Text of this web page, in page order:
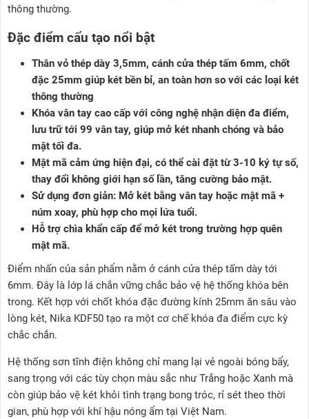
thông thường.
Đặc điểm cấu tạo nổi bật
Thân vỏ thép dày 3,5mm, cánh cửa thép tấm 6mm, chốt
đặc 25mm giúp két bền bỉ, an toàn hơn so với các loại két
thông thường
Khóa vân tay cao cấp với công nghệ nhận diện đa điểm,
lưu trữ tới 99 vân tay, giúp mở két nhanh chóng và bảo
mật tối đa.
Mật mã cảm ứng hiện đại, có thể cài đặt từ 3-10 ký tự số,
thay đổi không giới hạn số lần, tăng cường bảo mật.
Sử dụng đơn giản: Mở két bằng vân tay hoặc mật mã +
núm xoay, phù hợp cho mọi lứa tuổi.
Hỗ trợ chìa khẩn cấp để mở két trong trường hợp quên
mật mã.
Điểm nhấn của sản phẩm nằm ở cánh cửa thép tấm dày tới
6mm. Đây là lớp lá chắn vững chắc bảo vệ hệ thống khóa bên
trong. Kết hợp với chốt khóa đặc đường kính 25mm ăn sâu vào
lòng két, Nika KDF50 tạo ra một cơ chế khóa đa điểm cực kỳ
chắc chắn.
Hệ thống sơn tĩnh điện không chỉ mang lại vẻ ngoài bóng bẩy,
sang trọng với các tùy chọn màu sắc như Trắng hoặc Xanh mà
còn giúp bảo vệ két khỏi tình trạng bong tróc, rỉ sét theo thời
gian, phù hợp với khí hậu nóng ẩm tại Việt Nam.